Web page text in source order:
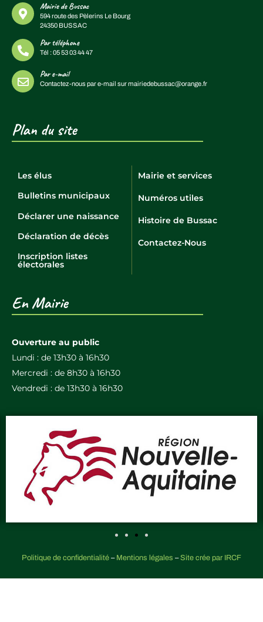
Mairie de Bussac
594 route des Pèlerins Le Bourg
24350 BUSSAC
Par téléphone
Tél :05 53 03 44 47
Par e-mail
Contactez-nous par e-mail surmairiedebussac@orange.fr
Plan du site
Les élus
Bulletins municipaux
Déclarer une naissance
Déclaration de décès
Inscription listes
électorales
Mairie et services
Numéros utiles
Histoire de Bussac
Contactez-Nous
En Mairie
Ouverture au public
Lundi : de 13h30 à 16h30
Mercredi : de 8h30 à 16h30
Vendredi : de 13h30 à 16h30
Politique de confidentialité – Mentions légales –Site crée par IRCF